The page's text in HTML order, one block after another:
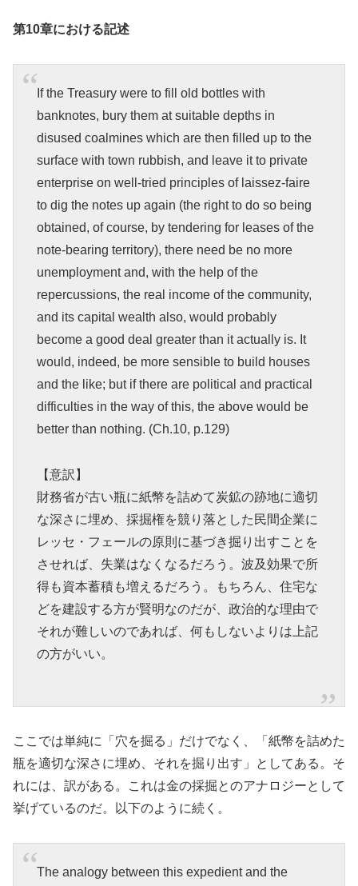
第10章における記述
If the Treasury were to fill old bottles with
banknotes, bury them at suitable depths in
disused coalmines which are then filled up to the
surface with town rubbish, and leave it to private
enterprise on well-tried principles of laissez-faire
to dig the notes up again (the right to do so being
obtained, of course, by tendering for leases of the
note-bearing territory), there need be no more
unemployment and, with the help of the
repercussions, the real income of the community,
and its capital wealth also, would probably
become a good deal greater than it actually is. It
would, indeed, be more sensible to build houses
and the like; but if there are political and practical
difficulties in the way of this, the above would be
better than nothing. (Ch.10, p.129)
【意訳】
財務省が古い瓶に紙幣を詰めて炭鉱の跡地に適切
な深さに埋め、採掘権を競り落とした民間企業に
レッセ・フェールの原則に基づき掘り出すことを
させれば、失業はなくなるだろう。波及効果で所
得も資本蓄積も増えるだろう。もちろん、住宅な
どを建設する方が賢明なのだが、政治的な理由で
それが難しいのであれば、何もしないよりは上記
の方がいい。
ここでは単純に「穴を掘る」だけでなく、「紙幣を詰めた
瓶を適切な深さに埋め、それを掘り出す」としてある。そ
れには、訳がある。これは金の採掘とのアナロジーとして
挙げているのだ。以下のように続く。
The analogy between this expedient and the